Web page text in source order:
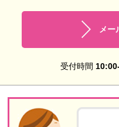
メー
受付時間